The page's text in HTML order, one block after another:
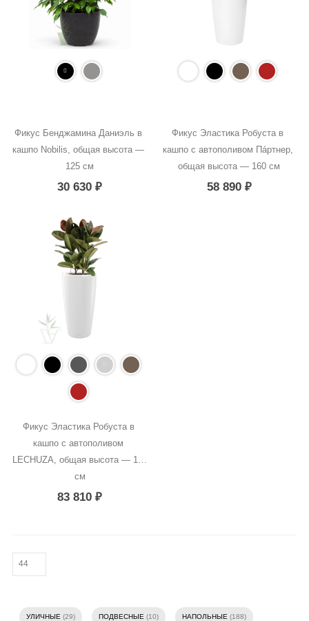
Фикус Бенджамина Даниэль в
кашпо Nobilis, общая высота —
125 см
30 630₽
Фикус Эластика Робуста в
кашпо с автополивом Пáртнер,
общая высота — 160 см
58 890 ₽
Фикус Эластика Робуста в
кашпо с автополивом
LECHUZA, общая высота — 160
см
83 810₽
УЛИЧНЫЕ (29) ПОДВЕСНЫЕ (10) НАПОЛЬНЫЕ (188)